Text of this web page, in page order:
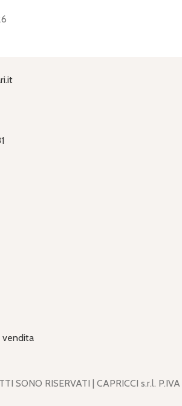
vendita
SONO RISERVATI | CAPRICCI s.r.l. P.IVA